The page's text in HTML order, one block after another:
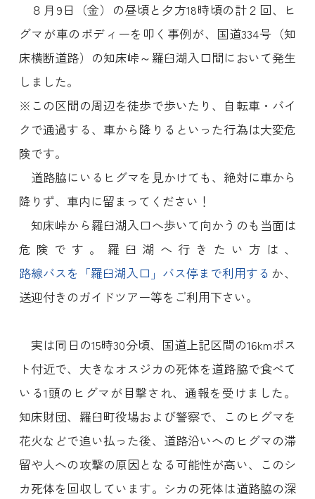
８月9日（金）の昼頃と夕方18時頃の計２回、ヒ
グマが車のボディーを叩く事例が、国道334号（知
床横断道路）の知床峠～羅臼湖入口間において発生
しました。
※この区間の周辺を徒歩で歩いたり、自転車・バイ
クで通過する、車から降りるといった行為は大変危
険です。
道路脇にいるヒグマを見かけても、絶対に車から
降りず、車内に留まってください！
知床峠から羅臼湖入口へ歩いて向かうのも当面は
危険です。羅臼湖へ行きたい方は、
路線バスを「羅臼湖入口」バス停まで利用する か、
送迎付きのガイドツアー等をご利用下さい。
実は同日の15時30分頃、国道上記区間の16kmポス
ト付近で、大きなオスジカの死体を道路脇で食べて
いる1頭のヒグマが目撃され、通報を受けました。
知床財団、羅臼町役場および警察で、このヒグマを
花火などで追い払った後、道路沿いへのヒグマの滞
留や人への攻撃の原因となる可能性が高い、このシ
カ死体を回収しています。シカの死体は道路脇の深